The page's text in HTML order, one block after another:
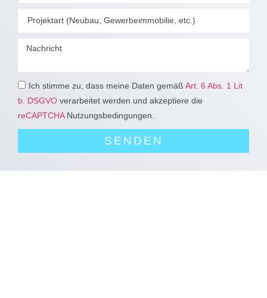
Ich stimme zu, dass meine Daten gemäß Art. 6 Abs. 1 Lit
b. DSGVO verarbeitet werden und akzeptiere die
reCAPTCHANutzungsbedingungen.
SENDEN